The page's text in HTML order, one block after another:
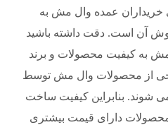
خریداران عمده وال مش به
آن است. دقت داشته باشید
به کیفیت محصولات و برند
از محصولات وال مش توسط
شوند. بنابراین کیفیت ساخت
دارای قیمت بیشتری